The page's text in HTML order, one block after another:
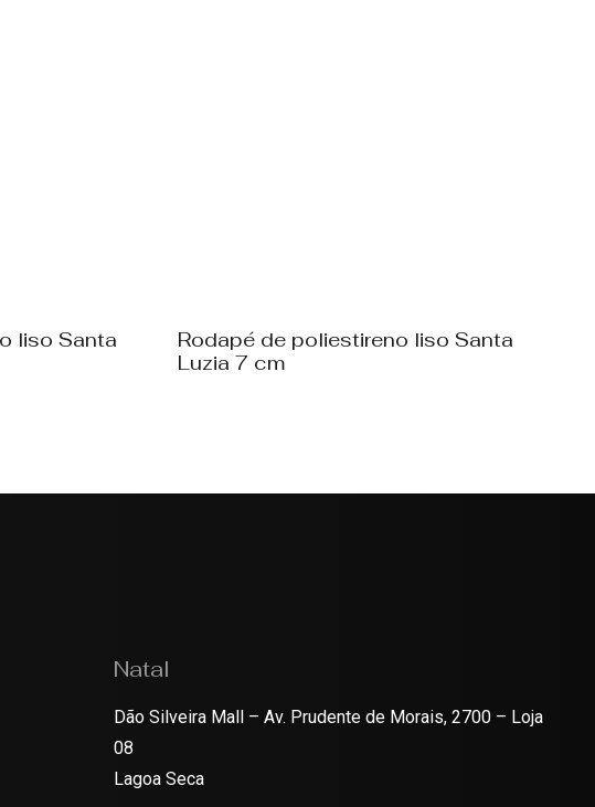
liso Santa
Rodapé de poliestireno liso Santa
Luzia 7 cm
Natal
Dão Silveira Mall – Av. Prudente de Morais, 2700 – Loja
08
Lagoa Seca